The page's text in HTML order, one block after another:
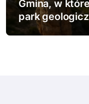
Gmina, w